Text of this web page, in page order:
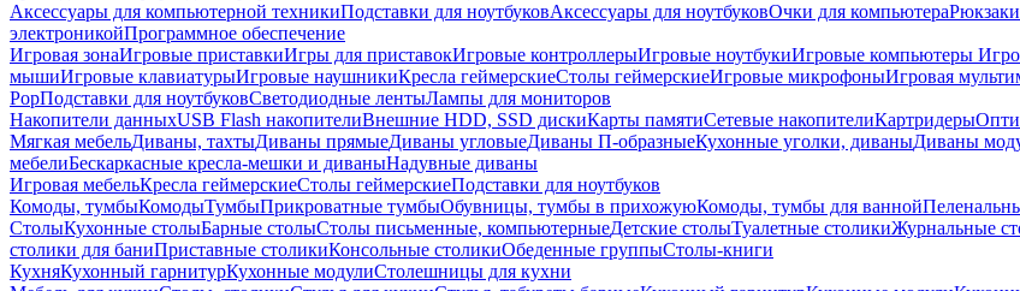
Аксессуары для компьютерной техникиПодставки для ноутбуковАксессуары для ноутбуковОчки для компьютера
электроникойПрограммное обеспечение
Игровая зонаИгровые приставкиИгры для приставокИгровые контроллерыИгровые ноутбукиИгровые компьютеры
мышиИгровые клавиатурыИгровые наушникиКресла геймерскиеСтолы геймерскиеИгровые микрофоныИгровая
PopПодставки для ноутбуковСветодиодные лентыЛампы для мониторов
Накопители данныхUSB Flash накопителиВнешние HDD, SSD дискиКарты памятиСетевые накопителиКартридеры
Мягкая мебельДиваны, тахтыДиваны прямыеДиваны угловыеДиваны П-образныеКухонные уголки, диваныДиваны
мебелиБескаркасные кресла-мешки и диваныНадувные диваны
Игровая мебельКресла геймерскиеСтолы геймерскиеПодставки для ноутбуков
Комоды, тумбыКомодыТумбыПрикроватные тумбыОбувницы, тумбы в прихожуюКомоды, тумбы для ванной
СтолыКухонные столыБарные столыСтолы письменные, компьютерныеДетские столыТуалетные столикиЖурнальные
столики для баниПриставные столикиКонсольные столикиОбеденные группыСтолы-книги
КухняКухонный гарнитурКухонные модулиСтолешницы для кухни